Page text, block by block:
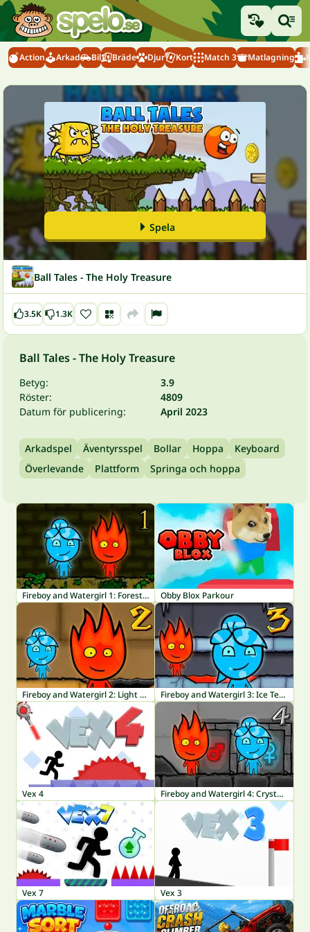
Action Arkad Bil Bräde Djur Kort Match 3 Matlagning
Spela
Ball Tales - The Holy Treasure
3.5K 1.3K
Ball Tales - The Holy Treasure
Betyg:
3.9
Röster:
4809
Datum för publicering:
April 2023
Arkadspel Äventyrsspel Bollar Hoppa
Keyboard
Överlevande
Plattform Springa och hoppa
Fireboy and Watergirl 1: Forest Temple Obby Blox Parkour
Fireboy and Watergirl 2: Light Temple Fireboy and Watergirl 3: Ice Temple
Vex 4 Fireboy and Watergirl 4: Crystal Temple
Vex 7 Vex 3